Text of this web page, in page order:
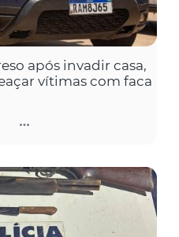
após invadir casa,
vítimas com faca